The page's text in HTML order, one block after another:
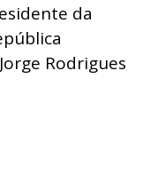
da
Rodrigues